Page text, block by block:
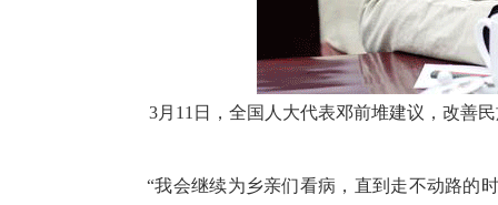
3月11日，全国人大代表邓前堆建议，改善
“我会继续为乡亲们看病，直到走不动路的